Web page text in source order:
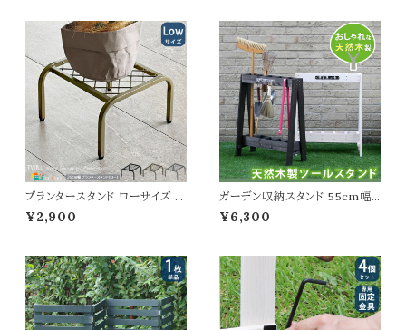
プランタースタンド ローサイズ 2
5cm幅 1台単品 ブラック ゴール
ド グレー 幅25cm 奥行25cm
鉢植えスタンド 鉢植え台 フラワ
ースタンド フラワーラック 花台
花ラック おすすめ おしゃれ コン
パクト スチール製
¥2,900
ガーデン収納スタンド 55cm幅
ツールスタンド ダークブラウン ホ
ワイト 茶色 白 ホウキ立て 幅55
ーデン収納 掃除収納 ブラシ収
納 掃除道具 木製収納 木製スタ
ンド スリム コンパクト ベランダ
バルコニー 春 夏 秋 冬
¥6,300